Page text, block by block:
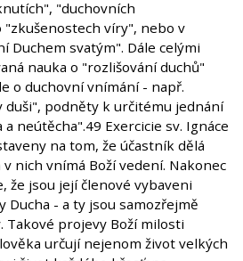
"duchovních
víry", nebo v
Duchem svatým". Dále celými
nauka o "rozlišování duchů"
o duchovní vnímání - např.
podněty k určitému jednání
neútěcha".49 Exercicie sv. Ignáce
na tom, že účastník dělá
nich vnímá Boží vedení. Nakonec
že jsou její členové vybaveni
- a ty jsou samozřejmě
Takové projevy Boží milosti
určují nejenom život velkých